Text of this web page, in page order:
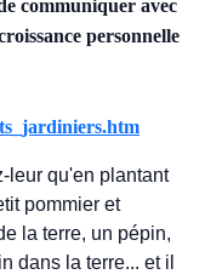
communiquer avec
personnelle
leur qu'en plantant
pommier et
la terre, un pépin,
dans la terre... et il